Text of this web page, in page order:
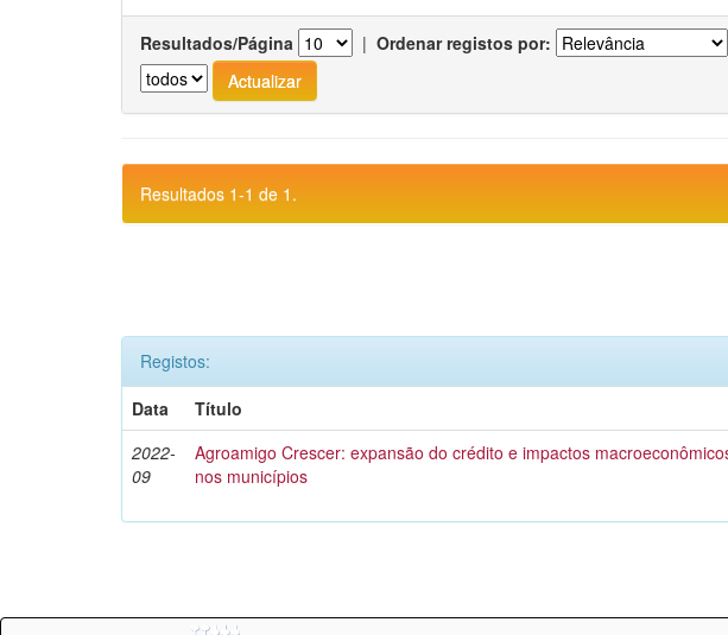
Resultados/Página | Ordenar registos por:
Resultados 1-1 de 1.
Registos:
Data
Título
2022-
09
Agroamigo Crescer: expansão do crédito e impactos
nos municípios